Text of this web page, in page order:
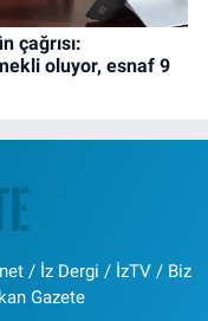
çağrısı:
oluyor, esnaf 9
/ İz Dergi / İzTV / Biz
Gazete